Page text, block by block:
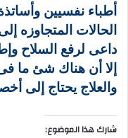
أطباء نفسيين
الحالات المتجاوزه
داعى لرفع السلاح
إلا أن هناك شئ ما
والعلاج يحتاج إلى
شارك هذا الموضوع: